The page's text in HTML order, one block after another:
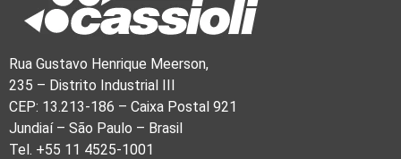
Rua Gustavo Henrique Meerson,
235 – Distrito Industrial III
CEP: 13.213-186 – Caixa Postal 921
Jundiaí – São Paulo – Brasil
Tel. +55 11 4525-1001